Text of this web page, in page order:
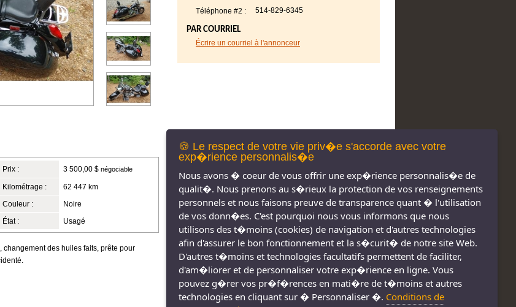
Prix : 3 500,00 $ négociable
Kilométrage : 62 447 km
Couleur : Noire
État : Usagé
des huiles faits, prête pour
Téléphone #2 : 514-829-6345
PAR COURRIEL
Écrire un courriel à l'annonceur
🍪 Le respect de votre vie priv�e s'accorde avec votre
exp�rience personnalis�e
Nous avons � coeur de vous offrir une exp�rience personnalis�e de
qualit�. Nous prenons au s�rieux la protection de vos renseignements
personnels et nous faisons preuve de transparence quant � l'utilisation
de vos donn�es. C'est pourquoi nous vous informons que nous
utilisons des t�moins (cookies) de navigation et d'autres technologies
afin d'assurer le bon fonctionnement et la s�curit� de notre site Web.
D'autres t�moins et technologies facultatifs permettent de faciliter,
d'am�liorer et de personnaliser votre exp�rience en ligne. Vous
pouvez g�rer vos pr�f�rences en mati�re de t�moins et autres
technologies en cliquant sur � Personnaliser �. Conditions de